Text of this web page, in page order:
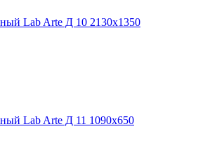
Lab Arte Д 10 2130х1350
Lab Arte Д 11 1090х650